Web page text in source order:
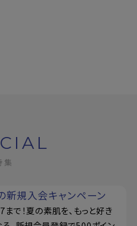
集
新規入会キャンペーン
で！夏の素肌を、もっと好き